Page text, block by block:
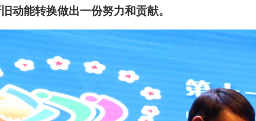
动能转换做出一份努力和贡献。